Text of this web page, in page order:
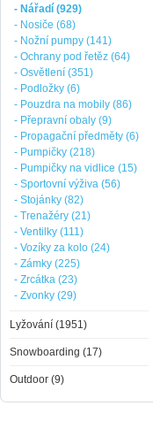
- Nářadí (929)
- Nosiče (68)
- Nožní pumpy (141)
- Ochrany pod řetěz (64)
- Osvětlení (351)
- Podložky (6)
- Pouzdra na mobily (86)
- Přepravní obaly (9)
- Propagační předměty (6)
- Pumpičky (218)
- Pumpičky na vidlice (15)
- Sportovní výživa (56)
- Stojánky (82)
- Trenažéry (21)
- Ventilky (111)
- Vozíky za kolo (24)
- Zámky (225)
- Zrcátka (23)
- Zvonky (29)
Lyžování (1951)
Snowboarding (17)
Outdoor (9)